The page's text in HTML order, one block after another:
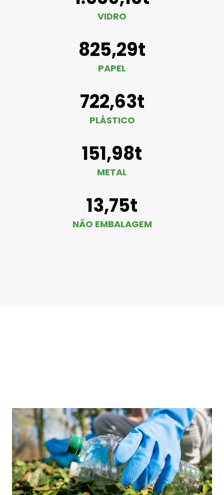
VIDRO
825,29t
PAPEL
722,63t
PLÁSTICO
151,98t
METAL
13,75t
NÃO EMBALAGEM